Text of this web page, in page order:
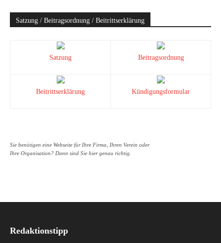
Satzung / Beitragsordnung / Beitrittserklärung
Satzung Beitragsordnung
Beitrittserklärung Kündigungsformular
Sie benötigen eine Webseite für Ihre Firma, Ihren Verein oder
Ihre Organisation? Dann sind Sie hier genau richtig.
Redaktionstipp